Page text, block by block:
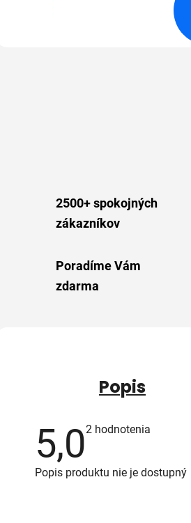
2500+ spokojných
zákazníkov
Poradíme Vám
zdarma
Popis
5,0Priemerné
5,0
2 hodnotenia
Popis produktu nie je dostupný